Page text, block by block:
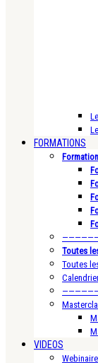
FORMATIONS
Toutes
Toutes
VIDEOS